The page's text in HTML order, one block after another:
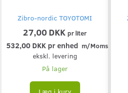
Zibro-nordic TOYOTOMI
27,00 DKK prliter
532,00 DKK pr enhed m/Moms
ekskl. levering
På lager